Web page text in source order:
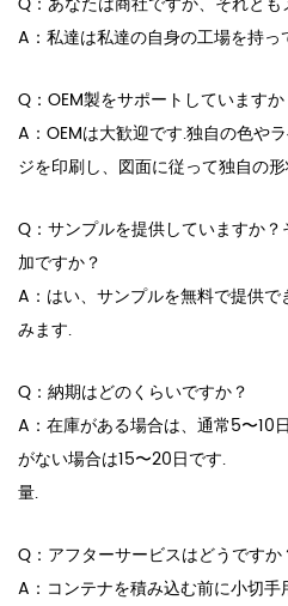
A：私達は私達の自身の工場を持っ
Q：OEM製をサポートしていますか
A：OEMは大歓迎です.独自の色や
ジを印刷し、図面に従って独自の
Q：サンプルを提供していますか
加ですか？
A：はい、サンプルを無料で提供
みます.
Q：納期はどのくらいですか？
A：在庫がある場合は、通常5〜10
がない場合は15〜20日です.
量.
Q：アフターサービスはどうですか
A：コンテナを積み込む前に小切